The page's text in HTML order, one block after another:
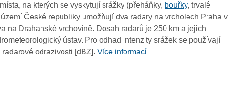
09:00
08:50
08:40
08:30
na kterých se vyskytují srážky (přeháňky, bouřky, trvalé
České republiky umožňují dva radary na vrcholech Praha v
na Drahanské vrchovině. Dosah radarů je 250 km a jejich
ústav. Pro odhad intenzity srážek se používají
radarové odrazivosti [dBZ].Více informací